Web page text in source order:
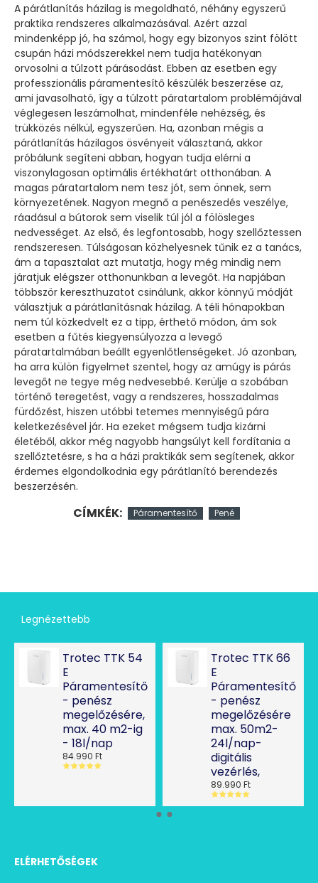
A párátlanítás házilag is megoldható, néhány egyszerű
praktika rendszeres alkalmazásával. Azért azzal
mindenképp jó, ha számol, hogy egy bizonyos szint fölött
csupán házi módszerekkel nem tudja hatékonyan
orvosolni a túlzott párásodást. Ebben az esetben egy
professzionális páramentesítő készülék beszerzése az,
ami javasolható, így a túlzott páratartalom problémájával
véglegesen leszámolhat, mindenféle nehézség, és
trükközés nélkül, egyszerűen. Ha, azonban mégis a
párátlanítás házilagos ösvényeit választaná, akkor
próbálunk segíteni abban, hogyan tudja elérni a
viszonylagosan optimális értékhatárt otthonában. A
magas páratartalom nem tesz jót, sem önnek, sem
környezetének. Nagyon megnő a penészedés veszélye,
ráadásul a bútorok sem viselik túl jól a fölösleges
nedvességet. Az első, és legfontosabb, hogy szellőztessen
rendszeresen. Túlságosan közhelyesnek tűnik ez a tanács,
ám a tapasztalat azt mutatja, hogy még mindig nem
járatjuk elégszer otthonunkban a levegőt. Ha napjában
többször kereszthuzatot csinálunk, akkor könnyű módját
választjuk a párátlanításnak házilag. A téli hónapokban
nem túl közkedvelt ez a tipp, érthető módon, ám sok
esetben a fűtés kiegyensúlyozza a levegő
páratartalmában beállt egyenlőtlenségeket. Jó azonban,
ha arra külön figyelmet szentel, hogy az amúgy is párás
levegőt ne tegye még nedvesebbé. Kerülje a szobában
történő teregetést, vagy a rendszeres, hosszadalmas
fürdőzést, hiszen utóbbi tetemes mennyiségű pára
keletkezésével jár. Ha ezeket mégsem tudja kizárni
életéből, akkor még nagyobb hangsúlyt kell fordítania a
szellőztetésre, s ha a házi praktikák sem segítenek, akkor
érdemes elgondolkodnia egy párátlanító berendezés
beszerzésén.
CÍMKÉK: Páramentesítő Pené
Legnézettebb
Trotec TTK 54
E
Páramentesítő
- penész
megelőzésére,
max. 40 m2-ig
- 18l/nap
84.990 Ft
Trotec TTK 66
E
Páramentesítő
- penész
megelőzésére
max. 50m2-
24l/nap-
digitális
vezérlés,
89.990 Ft
ELÉRHETŐSÉGEK